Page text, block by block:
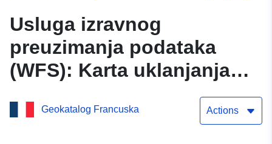
Usluga izravnog
preuzimanja podataka
(WFS): Karta uklanjanja
gline na općini Lourties-
Monbrun (Gers)
Geokatalog Francuska Actions